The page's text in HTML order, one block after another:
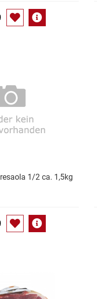
1/2 ca. 1,5kg